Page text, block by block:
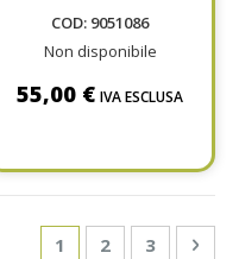
COD: 9051086
Non disponibile
55,00 € IVA ESCLUSA
Page
You're currently
1 Page
2 Page
3